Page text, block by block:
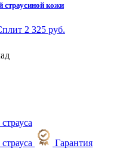
страусиной кожи
2 325 руб.
Гарантия